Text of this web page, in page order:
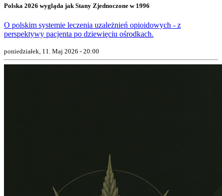
Polska 2026 wygląda jak Stany Zjednoczone w 1996
O polskim systemie leczenia uzależnień opioidowych - z
perspektywy pacjenta po dziewięciu ośrodkach.
poniedziałek, 11. Maj 2026 - 20:00